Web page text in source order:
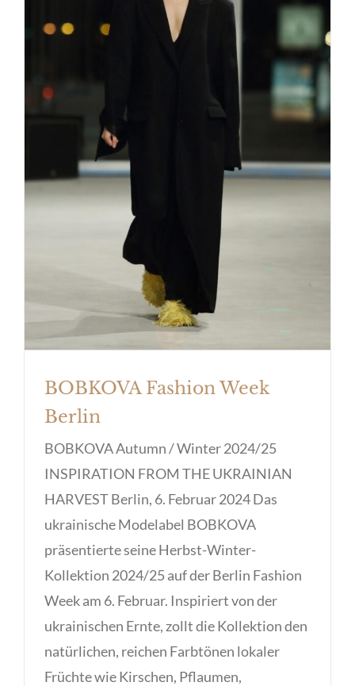
BOBKOVA Fashion Week Berlin
BOBKOVA Fashion Week
Berlin
BOBKOVA Autumn / Winter 2024/25
INSPIRATION FROM THE UKRAINIAN
HARVEST Berlin, 6. Februar 2024 Das
ukrainische Modelabel BOBKOVA
präsentierte seine Herbst-Winter-
Kollektion 2024/25 auf der Berlin Fashion
Week am 6. Februar. Inspiriert von der
ukrainischen Ernte, zollt die Kollektion den
natürlichen, reichen Farbtönen lokaler
Früchte wie Kirschen, Pflaumen,